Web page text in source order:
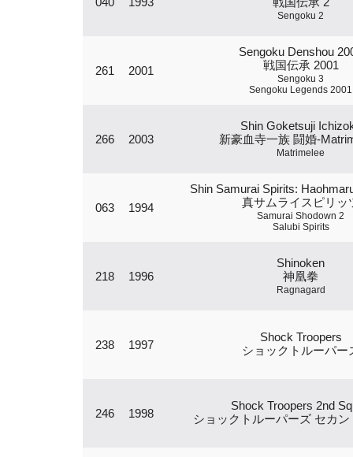
Sengoku 2
261 2001
Sengoku Denshou
戦国伝承 2001
Sengoku 3
Sengoku Legends 2001
266 2003
Shin Goketsuji
新豪血寺一族 闘婚-
Matrimelee
063 1994
Shin Samurai Spirits:
真サムライスピリッ
Samurai Shodown 2
Salubi Spirits
218 1996
Shinoken
神凰拳
Ragnagard
238 1997
Shock Troopers
ショックトルーパー
246 1998
Shock Troopers 2nd
ショックトルーパーズ セカ